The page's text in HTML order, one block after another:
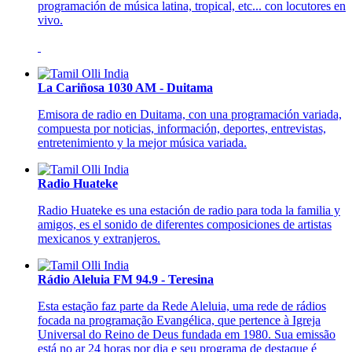
programación de música latina, tropical, etc... con locutores en
vivo.
La Cariñosa 1030 AM - Duitama
Emisora de radio en Duitama, con una programación variada,
compuesta por noticias, información, deportes, entrevistas,
entretenimiento y la mejor música variada.
Radio Huateke
Radio Huateke es una estación de radio para toda la familia y
amigos, es el sonido de diferentes composiciones de artistas
mexicanos y extranjeros.
Rádio Aleluia FM 94.9 - Teresina
Esta estação faz parte da Rede Aleluia, uma rede de rádios
focada na programação Evangélica, que pertence à Igreja
Universal do Reino de Deus fundada em 1980. Sua emissão
está no ar 24 horas por dia e seu programa de destaque é